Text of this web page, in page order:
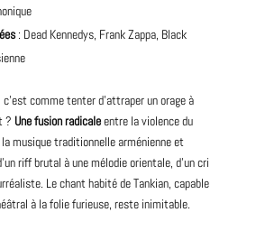
: Dead Kennedys, Frank Zappa, Black
c’est comme tenter d’attraper un orage à
? Une fusion radicaleentre la violence du
musique traditionnelle arménienne et
riff brutal à une mélodie orientale, d’un cri
Le chant habité de Tankian, capable
à la folie furieuse, reste inimitable.